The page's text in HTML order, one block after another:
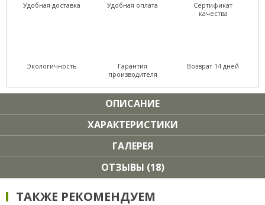
Удобная доставка Удобная оплата
Сертификат
качества
Экологичность
Гарантия
производителя
Возврат 14 дней
ОПИСАНИЕ
ХАРАКТЕРИСТИКИ
ГАЛЕРЕЯ
ОТЗЫВЫ (18)
ТАКЖЕ РЕКОМЕНДУЕМ